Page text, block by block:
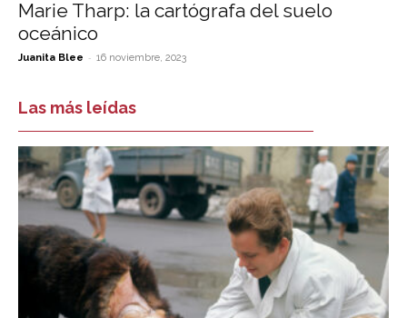
Marie Tharp: la cartógrafa del suelo
oceánico
Juanita Blee - 16 noviembre, 2023
Las más leídas